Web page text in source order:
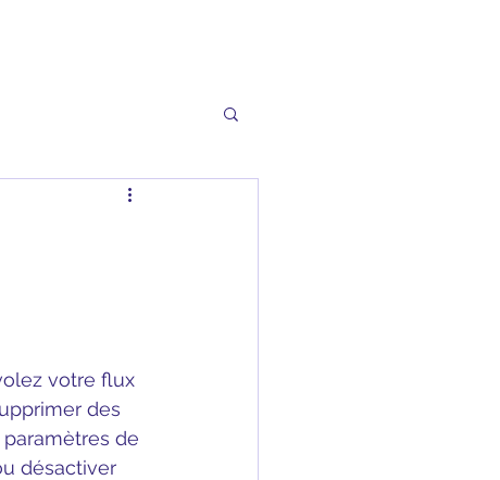
votre flux
des
de
désactiver